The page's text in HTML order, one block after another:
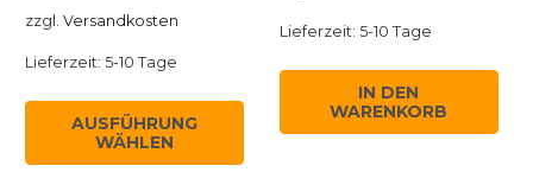
zzgl. Versandkosten
Lieferzeit: 5-10 Tage
AUSFÜHRUNG
WÄHLEN
Produkt
Lieferzeit: 5-10 Tage
IN DEN
WARENKORB